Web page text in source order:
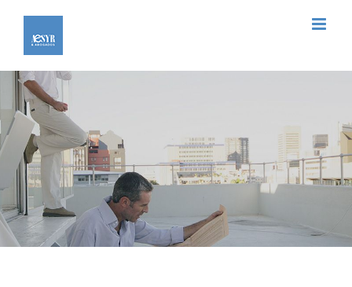
contenido